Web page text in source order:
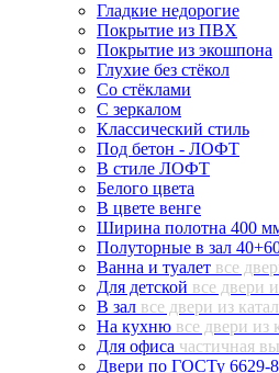
Гладкие недорогие
Покрытие из ПВХ
Покрытие из экошпона
Глухие без стёкол
Со стёклами
С зеркалом
Классический стиль
Под бетон - ЛОФТ
В стиле ЛОФТ
Белого цвета
В цвете венге
Ширина полотна 400
Полуторные в зал
Ванна и туалет все
Для детской все двери
В зал все двери из
На кухню все двери из
Для офиса частичная
Двери по ГОСТу 6629-